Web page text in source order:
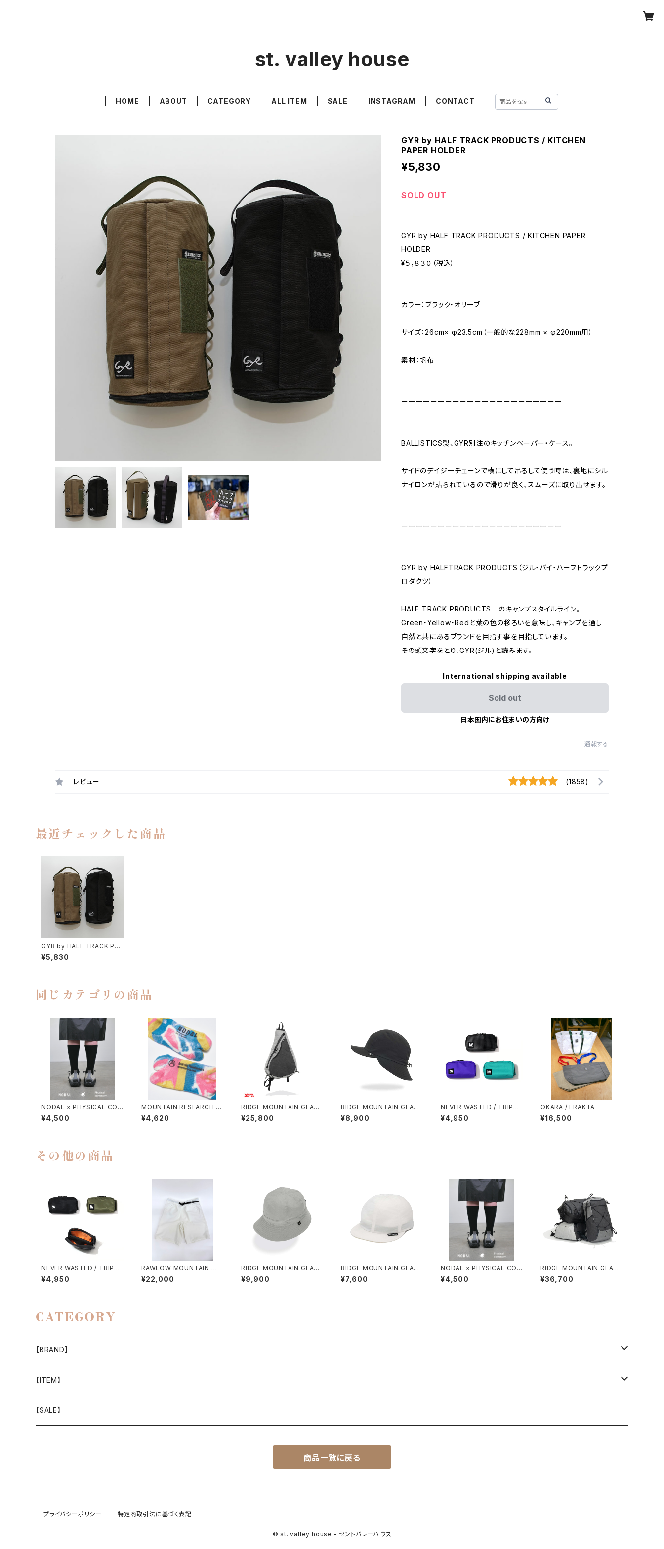
st. valley house
HOME ABOUT CATEGORY ALL ITEM SALE INSTAGRAM CONTACT
GYR by HALF TRACK PRODUCTS / KITCHEN
PAPER HOLDER
¥5,830
SOLD OUT
GYR by HALF TRACK PRODUCTS / KITCHEN PAPER
HOLDER
¥５，８３０（税込）
カラー：ブラック・オリーブ
サイズ：26cm× φ23.5cm（一般的な228mm × φ220mm用）
素材：帆布
ーーーーーーーーーーーーーーーーーーーーーー
BALLISTICS製、GYR別注のキッチンペーパー・ケース。
サイドのデイジーチェーンで横にして吊るして使う時は、裏地にシル
ナイロンが貼られているので滑りが良く、スムーズに取り出せます。
ーーーーーーーーーーーーーーーーーーーーーー
GYR by HALFTRACK PRODUCTS（ジル・バイ・ハーフトラックプ
ロダクツ）
HALF TRACK PRODUCTS のキャンプスタイルライン。
Green・Yellow・Redと葉の色の移ろいを意味し、キャンプを通し
自然と共にあるブランドを目指す事を目指しています。
その頭文字をとり、GYR(ジル)と読みます。
International shipping available
Sold out
日本国内にお住まいの方向け
通報する
レビュー (1858)
最近チェックした商品
GYR by HALF TRACK PR
ODUCTS / KITCHEN PAP
ER HOLDER
¥5,830
同じカテゴリの商品
NODAL × PHYSICAL CON
TMPRY.
¥4,500
MOUNTAIN RESEARCH /
TIE DYE TABI
¥4,620
RIDGE MOUNTAIN GEAR /
SASH PACK
¥25,800
RIDGE MOUNTAIN GEAR /
SHADE CAP
¥8,900
NEVER WASTED / TRIPLE
YES
¥4,950
OKARA / FRAKTA
¥16,500
その他の商品
NEVER WASTED / TRIPLE
YES（MA-1）
¥4,950
RAWLOW MOUNTAIN WO
RKS / HIKER GURKHA PA
NTS
¥22,000
RIDGE MOUNTAIN GEAR /
ENOUGH HAT（NT）
¥9,900
RIDGE MOUNTAIN GEAR /
BASIC CAP（2026）
¥7,600
NODAL × PHYSICAL CON
TMPRY.
¥4,500
RIDGE MOUNTAIN GEAR /
ONE MILE TRIM
¥36,700
CATEGORY
【BRAND】
山と道
T-SHIRT
迷迭香
【ITEM】
WEAR
【SALE】
商品一覧に戻る
プライバシーポリシー 特定商取引法に基づく表記
© st. valley house - セントバレーハウス